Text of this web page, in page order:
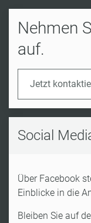
Nehmen
auf.
Jetzt
Social
Über Facebook
Einblicke in die
Bleiben Sie auf